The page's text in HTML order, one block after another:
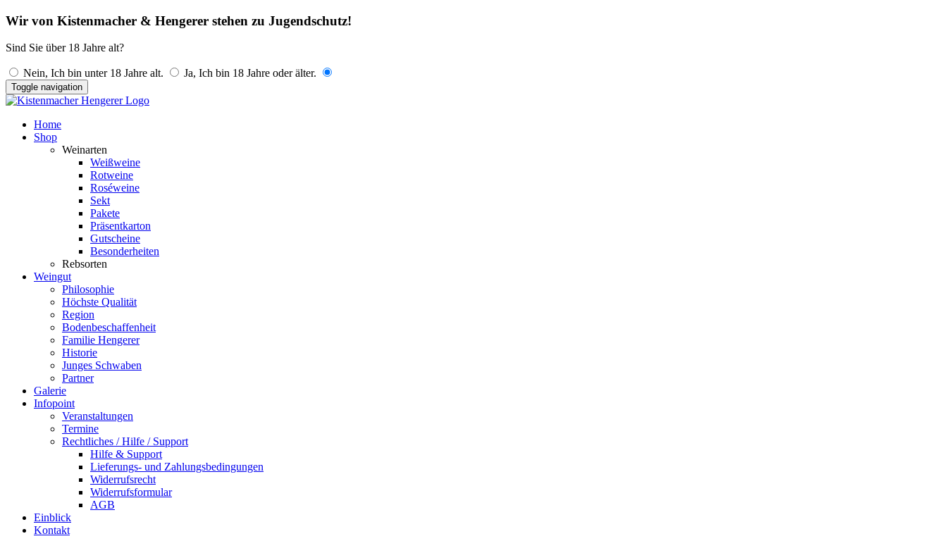
Wir von Kistenmacher & Hengerer stehen zu Jugendschutz!
Sind Sie über 18 Jahre alt?
Nein, Ich bin unter 18 Jahre alt. Ja, Ich bin 18 Jahre oder älter.
Toggle navigation
Home
Shop
Weinarten
Weißweine
Rotweine
Roséweine
Sekt
Pakete
Präsentkarton
Gutscheine
Besonderheiten
Rebsorten
Weingut
Philosophie
Höchste Qualität
Region
Bodenbeschaffenheit
Familie Hengerer
Historie
Junges Schwaben
Partner
Galerie
Infopoint
Veranstaltungen
Termine
Rechtliches / Hilfe / Support
Hilfe & Support
Lieferungs- und Zahlungsbedingungen
Widerrufsrecht
Widerrufsformular
AGB
Einblick
Kontakt